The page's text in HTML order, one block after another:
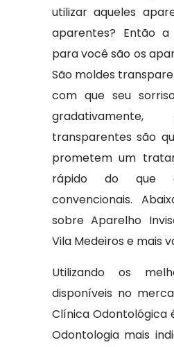
utilizar aqueles
aparentes? Então
para você são os
São moldes
com que seu
transparentes são
prometem um
rápido do que
convencionais.
sobre Aparelho
Vila Medeiros e mais
Utilizando os
disponíveis no
Clínica Odontológica
Odontologia mais